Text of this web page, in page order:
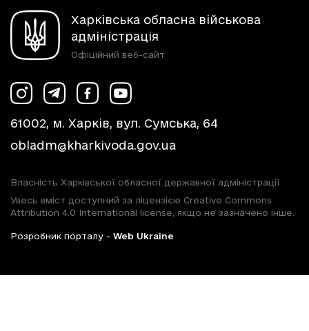
Харківська обласна військова
адміністрація
Офіційний веб-сайт
61002, м. Харків, вул. Сумська, 64
obladm@kharkivoda.gov.ua
Власність Харківської обласної державної адміністрації
Увесь вміст доступний за ліцензією Creative Commons
Attribution 4.0 International license, якщо не зазначено інше.
Розробник порталу - Web Ukraine